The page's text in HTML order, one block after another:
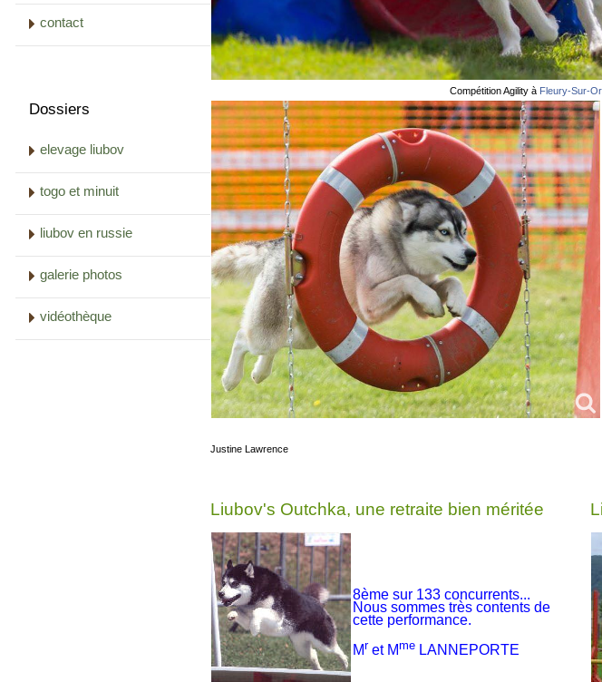
contact
Dossiers
elevage liubov
togo et minuit
liubov en russie
galerie photos
vidéothèque
Compétition Agility à Fleury-Sur-
Justine Lawrence
Liubov's Outchka, une retraite bien méritée
8ème sur 133 concurrents...
Nous sommes très contents de
cette performance.
Mr et Mme LANNEPORTE